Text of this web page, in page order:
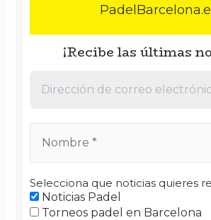
¡Recibe las últimas
Selecciona que noticias quieres
Noticias Padel
Torneos padel en Barcelona